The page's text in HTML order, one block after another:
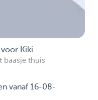
Kiki
baasje thuis
vanaf 16-08-